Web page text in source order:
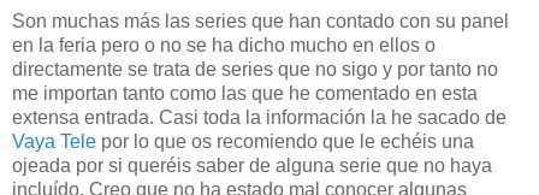
Son muchas más las series que han contado con su panel
en la feria pero o no se ha dicho mucho en ellos o
directamente se trata de series que no sigo y por tanto no
me importan tanto como las que he comentado en esta
extensa entrada. Casi toda la información la he sacado de
Vaya Tele por lo que os recomiendo que le echéis una
ojeada por si queréis saber de alguna serie que no haya
incluído. Creo que no ha estado mal conocer algunas